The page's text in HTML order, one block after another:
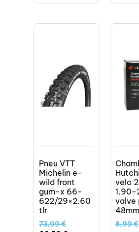
Pneu VTT
Michelin e-
wild front
gum-x 66-
622/29×2.60
tlr
73,99€
velo
1.90-
valve
8,99€